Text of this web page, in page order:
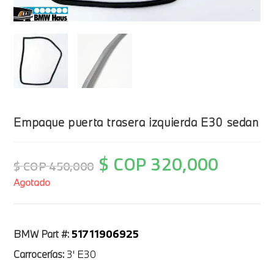
Empaque puerta trasera izquierda E30 sedan
$ COP450,000 $ COP320,000
Agotado
BMW Part #: 51711906925
Carrocerías: 3' E30